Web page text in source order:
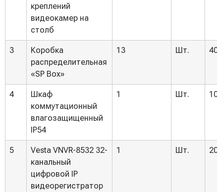
креплений
видеокамер на
столб
3
Коробка
распределительная
«SP Box»
13 Шт.
4
Шкаф
коммутационный
влагозащищенный
IP54
1 Шт. 10
5
Vesta VNVR-8532 32-
канальный
цифровой IP
видеорегистратор
1 Шт. 20